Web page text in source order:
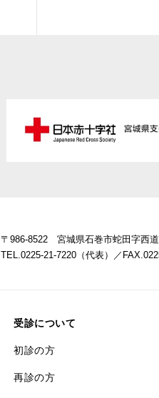
〒986-8522 宮城県石巻市蛇田字西
TEL.0225-21-7220（代表）
／
受診について
初診の方
再診の方